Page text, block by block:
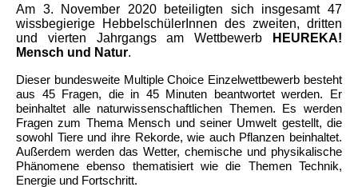
Am 3. November 2020 beteiligten sich insgesamt 47
wissbegierige HebbelschülerInnen des zweiten, dritten
und vierten Jahrgangs am Wettbewerb
HEUREKA!
Mensch und Natur.
Dieser bundesweite Multiple Choice Einzelwettbewerb besteht
aus 45 Fragen, die in 45 Minuten beantwortet werden. Er
beinhaltet alle naturwissenschaftlichen Themen. Es werden
Fragen zum Thema Mensch und seiner Umwelt gestellt, die
sowohl Tiere und ihre Rekorde, wie auch Pflanzen beinhaltet.
Außerdem werden das Wetter, chemische und physikalische
Phänomene ebenso thematisiert wie die Themen Technik,
Energie und Fortschritt.